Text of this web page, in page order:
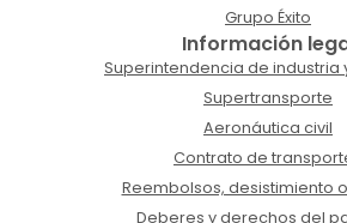
Grupo Éxito
Información
Superintendencia de industria
Supertransporte
Aeronáutica civil
Contrato de
Reembolsos, desistimiento
Deberes y derechos del